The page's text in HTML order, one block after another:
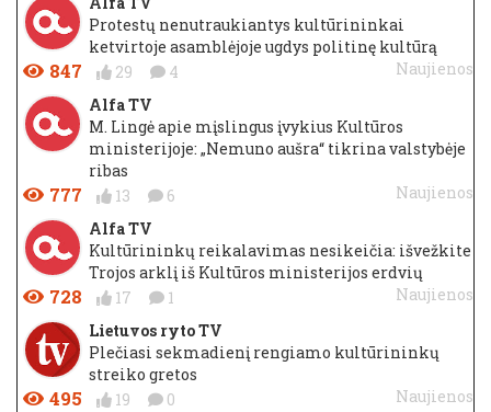
Protestų nenutraukiantys kultūrininkai
ketvirtoje asamblėjoje ugdys politinę kultūrą
847 29 4
Naujienos
Alfa TV
M. Lingė apie mįslingus įvykius Kultūros
ministerijoje: „Nemuno aušra“ tikrina valstybėje
ribas
777 13 6
Naujienos
Alfa TV
Kultūrininkų reikalavimas nesikeičia: išvežkite
Trojos arklį iš Kultūros ministerijos erdvių
728 17 1
Naujienos
Lietuvos ryto TV
Plečiasi sekmadienį rengiamo kultūrininkų
streiko gretos
495 19 0
Naujienos